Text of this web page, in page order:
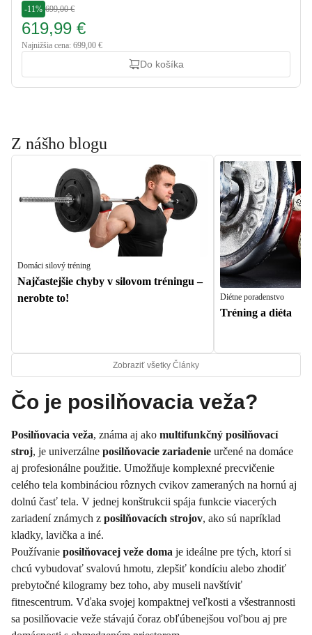
-11% 699,00 €
619,99 €
Najnižšia cena: 699,00 €
Do košíka
Z nášho blogu
Domáci silový tréning
Najčastejšie chyby v silovom tréningu –
nerobte to!
Diétne poradenstvo
Tréning a diéta
Zobraziť všetky Články
Čo je posilňovacia veža?
Posilňovacia veža, známa aj ako multifunkčný posilňovací
stroj, je univerzálne posilňovacie zariadenie určené na domáce
aj profesionálne použitie. Umožňuje komplexné precvičenie
celého tela kombináciou rôznych cvikov zameraných na hornú aj
dolnú časť tela. V jednej konštrukcii spája funkcie viacerých
zariadení známych z posilňovacích strojov, ako sú napríklad
kladky, lavička a iné.
Používanie posilňovacej veže doma je ideálne pre tých, ktorí si
chcú vybudovať svalovú hmotu, zlepšiť kondíciu alebo zhodiť
prebytočné kilogramy bez toho, aby museli navštíviť
fitnescentrum. Vďaka svojej kompaktnej veľkosti a všestrannosti
sa posilňovacie veže stávajú čoraz obľúbenejšou voľbou aj pre